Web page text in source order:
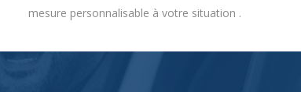
mesure personnalisable à votre situation .